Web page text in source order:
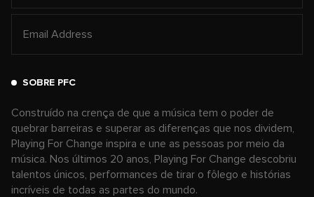
SOBRE PFC
Construído na crença de que a música tem o poder de
quebrar barreiras e superar as diferenças que nos dividem,
Playing For Change inspira e une as pessoas por meio da
música. Nos últimos 20 anos, Playing For Change descobriu
talentos únicos, performances de tirar o fôlego e histórias
incríveis de todas as partes do mundo.